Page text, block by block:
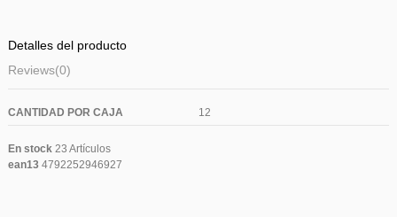
Detalles del producto
Reviews(0)
CANTIDAD POR CAJA 12
En stock 23 Artículos
ean13 4792252946927